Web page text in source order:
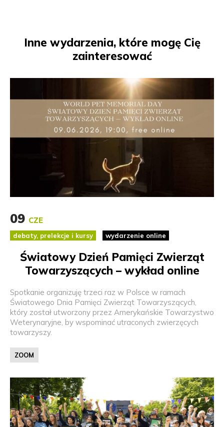
Inne wydarzenia, które mogę Cię
zainteresować
09 CZE
debaty, prelekcje i kursy wydarzenie online
Światowy Dzień Pamięci Zwierząt
Towarzyszących – wykład online
Spotkanie organizuję trzeci raz w Polsce w ramach
Światowego Dnia Pamięci Zwierząt Towarzyszących,
który został utworzony przez Amerykańskie Towarzystwo
Weterynaryjne, by wspominać utraconych zwierzęcych
towarzyszy.
ZOOM